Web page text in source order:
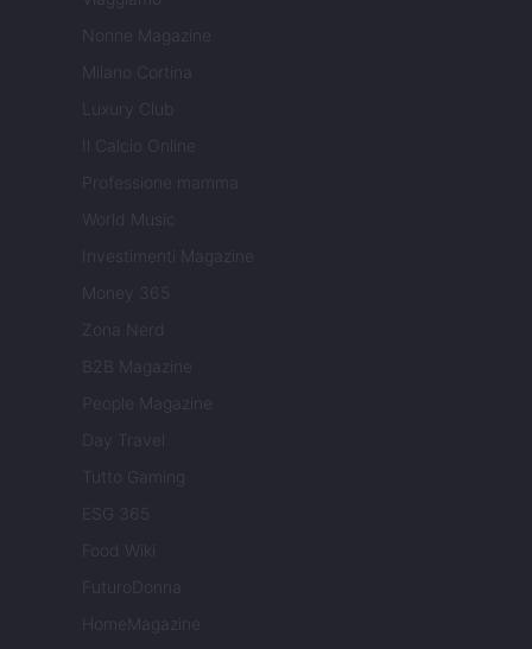
Nonne Magazine
Milano Cortina
Luxury Club
Il Calcio Online
Professione mamma
World Music
Investimenti Magazine
Money 365
Zona Nerd
B2B Magazine
People Magazine
Day Travel
Tutto Gaming
ESG 365
Food Wiki
FuturoDonna
HomeMagazine